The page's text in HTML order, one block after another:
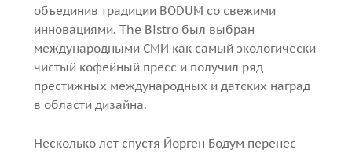
объединив традиции BODUM со свежими
инновациями. The Bistro был выбран
международными СМИ как самый экологически
чистый кофейный пресс и получил ряд
престижных международных и датских наград
в области дизайна.
Несколько лет спустя Йорген Бодум перенес